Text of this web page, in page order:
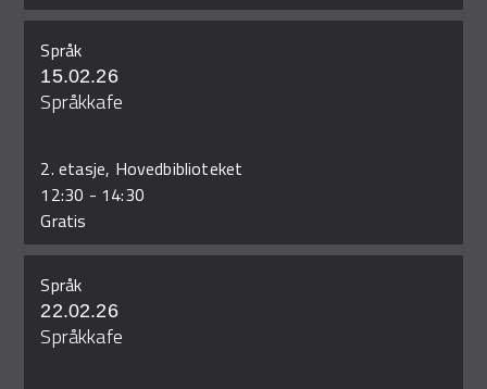
Språk
15.02.26
Språkkafe
2. etasje, Hovedbiblioteket
12:30 - 14:30
Gratis
Språk
22.02.26
Språkkafe